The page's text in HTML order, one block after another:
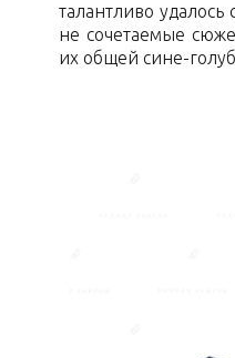
талантливо удалось
не сочетаемые
их общей сине-